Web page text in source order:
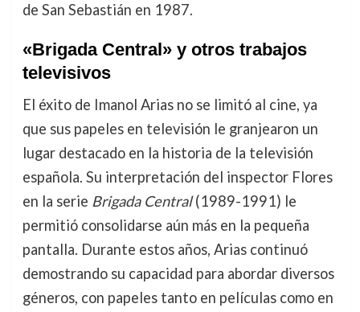
de San Sebastián en 1987.
«Brigada Central» y otros trabajos
televisivos
El éxito de Imanol Arias no se limitó al cine, ya
que sus papeles en televisión le granjearon un
lugar destacado en la historia de la televisión
española. Su interpretación del inspector Flores
en la serie Brigada Central(1989-1991) le
permitió consolidarse aún más en la pequeña
pantalla. Durante estos años, Arias continuó
demostrando su capacidad para abordar diversos
géneros, con papeles tanto en películas como en